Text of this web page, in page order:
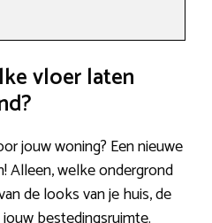
vloer laten
jouw woning? Een nieuwe
Alleen, welke ondergrond
de looks van je huis, de